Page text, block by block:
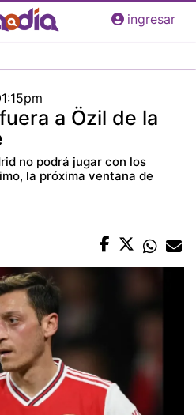
Pasar
al
principal
ingresar
a Özil de la
no podrá jugar con los
la próxima ventana de